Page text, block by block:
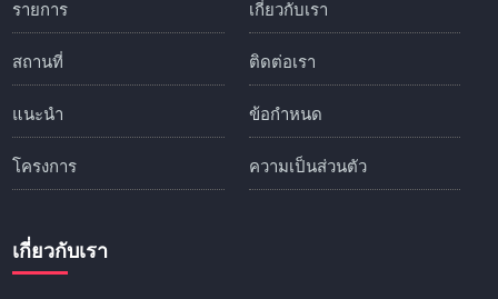
รายการ
สถานที่
แนะนำ
โครงการ
เกี่ยวกับเรา
ติดต่อเรา
ข้อกำหนด
ความเป็นส่วนตัว
เกี่ยวกับเรา